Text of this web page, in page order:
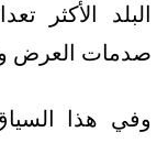
البلد الأكثر
صدمات العرض
وفي هذا